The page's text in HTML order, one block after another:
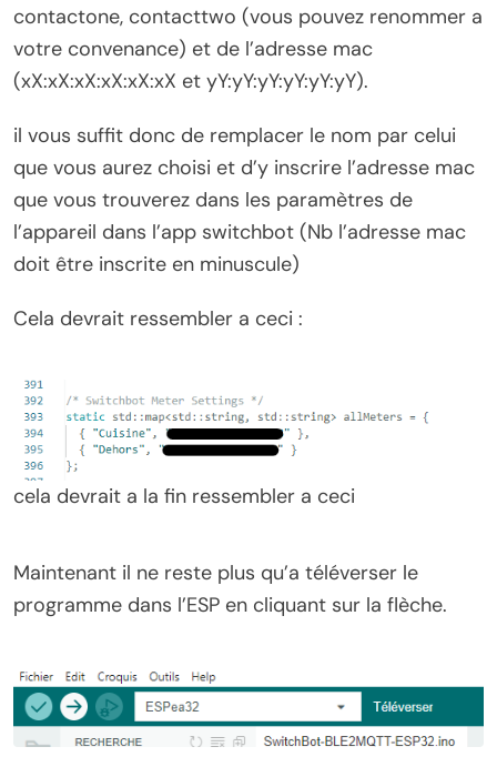
contactone, contacttwo (vous pouvez renommer a
votre convenance) et de l’adresse mac
(xX:xX:xX:xX:xX:xX et yY:yY:yY:yY:yY:yY).
il vous suffit donc de remplacer le nom par celui
que vous aurez choisi et d’y inscrire l’adresse mac
que vous trouverez dans les paramètres de
l’appareil dans l’app switchbot (Nb l’adresse mac
doit être inscrite en minuscule)
Cela devrait ressembler a ceci :
cela devrait a la fin ressembler a ceci
Maintenant il ne reste plus qu’a téléverser le
programme dans l’ESP en cliquant sur la flèche.